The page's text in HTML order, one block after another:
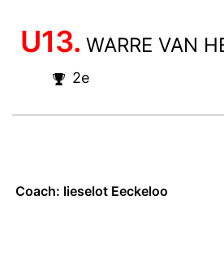
U13. WARRE VAN
2e
Coach: lieselot Eeckeloo